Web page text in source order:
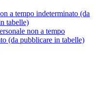
a tempo indeterminato (da
tabelle)
non a tempo
(da pubblicare in tabelle)